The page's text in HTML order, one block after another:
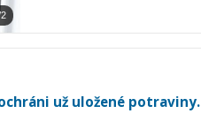
už uložené potraviny.